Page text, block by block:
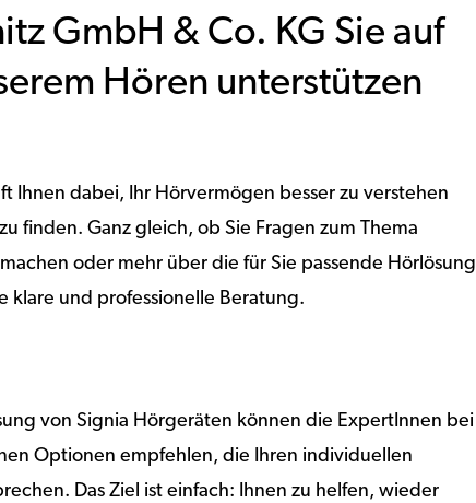
GmbH & Co. KG Sie auf
Hören unterstützen
Ihnen dabei, Ihr Hörvermögen besser zu verstehen
finden. Ganz gleich, ob Sie Fragen zum Thema
oder mehr über die für Sie passende Hörlösung
klare und professionelle Beratung.
von Signia Hörgeräten können die ExpertInnen bei
Optionen empfehlen, die Ihren individuellen
Das Ziel ist einfach: Ihnen zu helfen, wieder